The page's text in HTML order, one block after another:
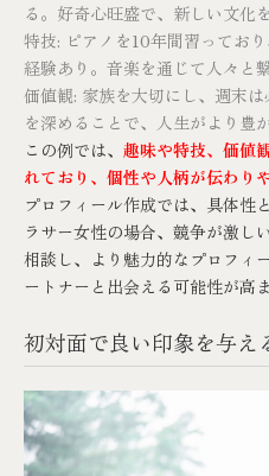
る。好奇心旺盛で、新しい文化
特技: ピアノを10年間習ってお
経験あり。音楽を通じて人々と
価値観: 家族を大切にし、週末
を深めることで、人生がより豊
この例では、 趣味や特技、価値
れており、個性や人柄が伝わり
プロフィール作成では、具体性
ラサー女性の場合、競争が激し
相談し、より魅力的なプロフィ
ートナーと出会える可能性が高
初対面で良い印象を与え